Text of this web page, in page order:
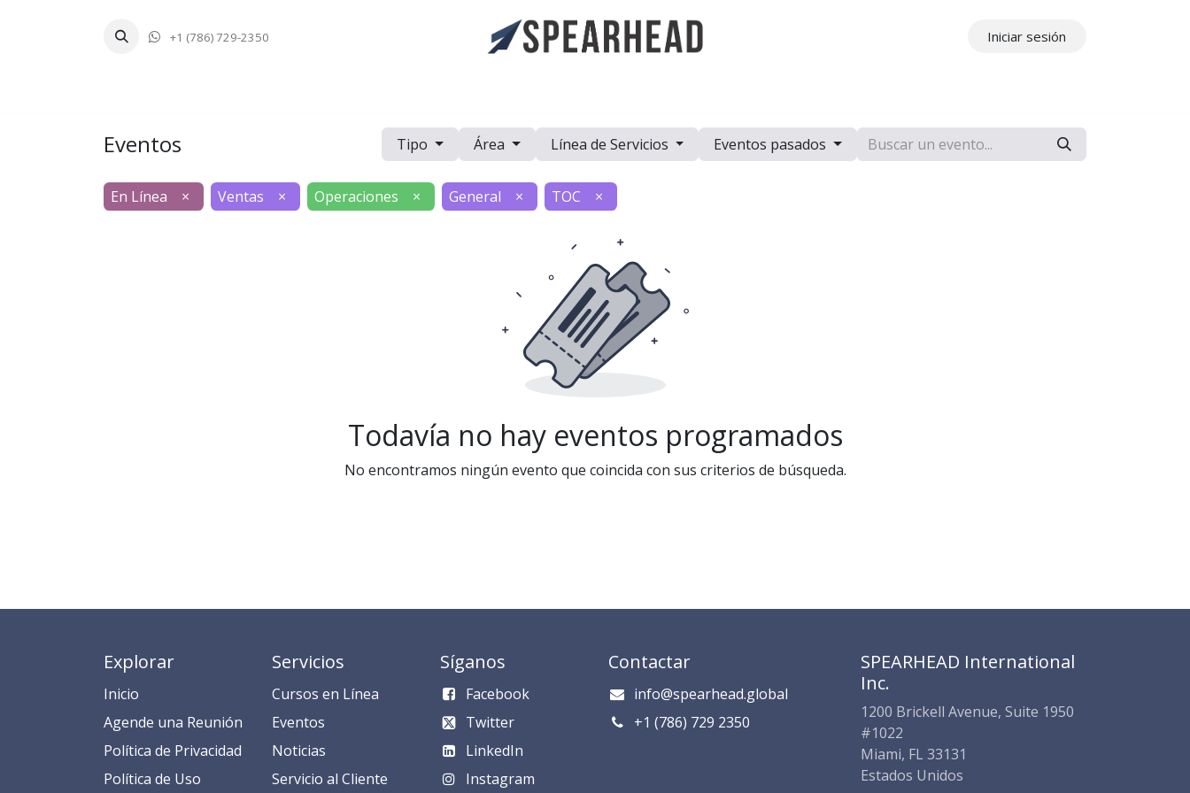
+1 (786) 729-2350 Iniciar sesión
Eventos Tipo Área Línea de Servicios Eventos pasados
En Línea × Ventas × Operaciones × General × TOC ×
Todavía no hay eventos programados
No encontramos ningún evento que coincida con sus criterios de búsqueda.
Explorar
Inicio
​​​​​​​​​​​​​​​​​​​​​​​​​​​​A​gend​e ​u​na​ Reunión​
​​​​​​P​o​l​ítica de Privacidad
​​​​​​​​​​​P​o​l​í​t​ic​a​ d​e ​U​so​
Servicios
​​​​​​​​​C​​ur​sos en​ ​L​í​ne​a​
​​E​​​​​v​ent​os​​​
​​​​​​N​o​t​ic​ia​s​
​​​​​​​​​​​​​​​​S​e​r​v​i​ci​o​ a​l ​Cl​ien​t​e​
Síganos
Facebook
Twitter
LinkedIn
Instagram
Contactar
info@spearhead.global
​​​​​​​​​​​+1 (786) 729 235​0​
SPEARHEAD International
Inc.
1200 Brickell Avenue, Suite 1950
#1022
Miami, FL 33131
Estados Unidos